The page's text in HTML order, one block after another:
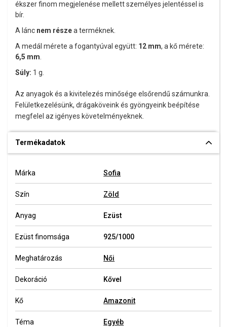
ékszer finom megjelenése mellett személyes jelentéssel is
bír.
A lánc nem részea terméknek.
A medál mérete a fogantyúval együtt: 12 mm, a kő mérete:
6,5 mm
Súly: 1 g.
Az anyagok és a kivitelezés minősége elsőrendű számunkra.
Felületkezelésünk, drágaköveink és gyöngyeink beépítése
megfelel az igényes követelményeknek.
Termékadatok
Márka Sofia
Szín Zöld
Anyag Ezüst
Ezüst finomsága 925/1000
Meghatározás Női
Dekoráció Kővel
Kő Amazonit
Téma Egyéb